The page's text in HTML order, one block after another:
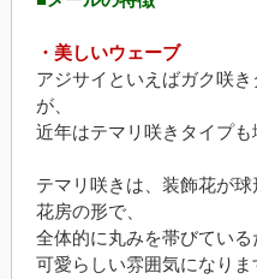
・美しいウェーブ
アジサイといえばガク咲
が、
近年はテマリ咲きタイプも
テマリ咲きは、装飾花が
花房の形で、
全体的に丸みを帯びてい
可愛らしい雰囲気になりま